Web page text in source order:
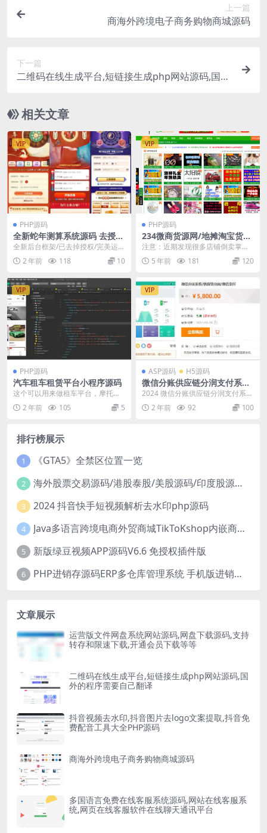
上一篇
商海外跨境电子商务购物商城源码
下一篇
二维码在线生成平台,短链接生成php网站源码,国外
相关文章
VIP
PHP源码
全新蛇年测算系统源码 去授权
版
全新后台框架/已去掉授权/完美运行
支付支持第三方已支付和官方微信
支付宝加虎皮椒...
2 年前 118 10
VIP
PHP源码
234微商货源网/地摊淘宝货源
源码完整大客户运营版+全新
页面美工设计+二次功能开发
注意：近期发现很多店铺倒卖掌柜
的原创源码，而且高价！！如果亲
们发现上当了，赶紧退...
5 年前 181 120
VIP
PHP源码
汽车租车租赁平台小程序源码
这个可以用来做租车平台，摩托车
汽车都可以 ，源码里面带有框架和
教程。
2 年前 105 5
VIP
ASP源码 H5源码
微信分账供应链分润支付系统
源码
2024 微信分账供应链分润支付系统
源码
2 年前 92 100
排行榜展示
1 《GTA5》全禁区位置一览
2 海外股票交易源码/港股泰股/美股源码/印度股源码/马拉西亚股票源码/国际股票配资
3 2024 抖音快手短视频解析去水印php源码
4 Java多语言跨境电商外贸商城TikToKshop内嵌商城I商家入驻I一键铺
5 新版绿豆视频APP源码V6.6 免授权插件版
6 PHP进销存源码ERP多仓库管理系统 手机版进销存 php网络版进销存小程序
文章展示
运营版文件网盘系统网站源码,网盘下载源码,支持
转存和限速下载,开通会员下载等等
二维码在线生成平台,短链接生成php网站源码,国
外的程序需要自己翻译
抖音视频去水印,抖音图片去logo文案提取,抖音免
费配音工具大全PHP源码
商海外跨境电子商务购物商城源码
多国语言免费在线客服系统源码,网站在线客服系
统,网页在线客服软件在线聊天通讯平台